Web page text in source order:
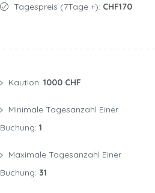
Tagespreis (7Tage +): CHF170
Kaution: 1000 CHF
Buchung: 1
Buchung: 31